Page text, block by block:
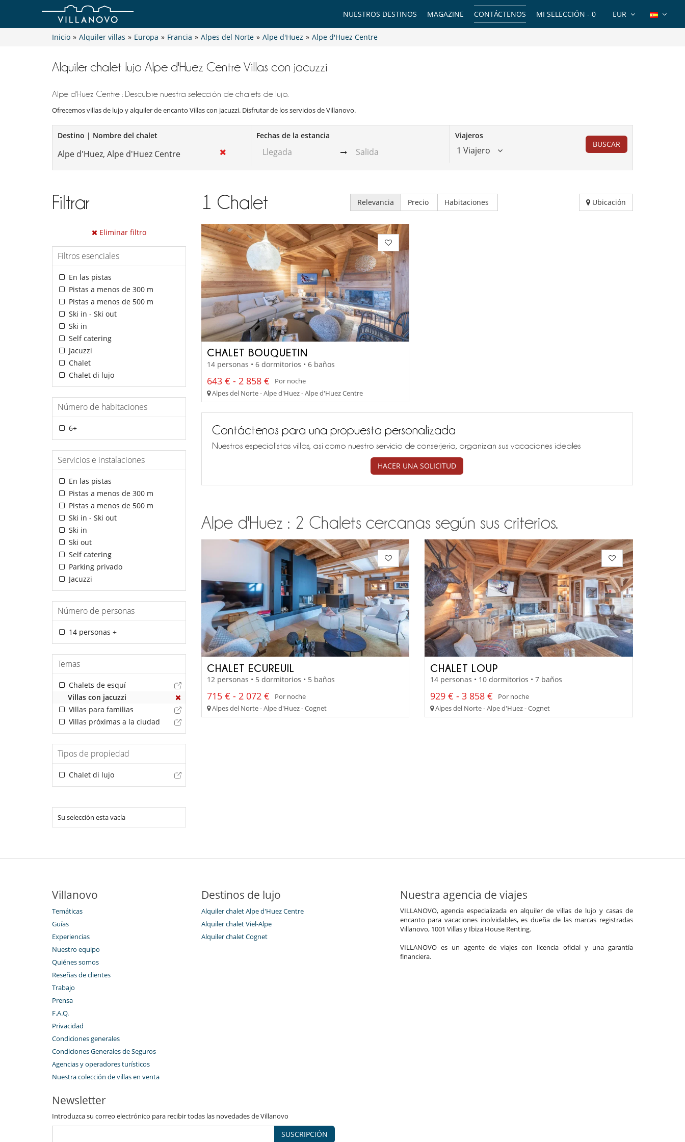
EUR
MI SELECCIÓN - 0
CONTÁCTENOS
MAGAZINE
NUESTROS DESTINOS
Inicio » Alquiler villas » Europa » Francia » Alpes del Norte » Alpe d'Huez » Alpe d'Huez Centre
Alquiler chalet lujo Alpe d'Huez Centre Villas con jacuzzi
Alpe d'Huez Centre : Descubre nuestra selección de chalets de lujo.
Ofrecemos villas de lujo y alquiler de encanto Villas con jacuzzi. Disfrutar de los servicios de Villanovo.
Destino | Nombre del chalet Fechas de la estancia Viajeros
1 Viajero
BUSCAR
Filtrar
Eliminar filtro
Filtros esenciales
En las pistas
Pistas a menos de 300 m
Pistas a menos de 500 m
Ski in - Ski out
Ski in
Self catering
Jacuzzi
Chalet
Chalet di lujo
Número de habitaciones
6+
Servicios e instalaciones
En las pistas
Pistas a menos de 300 m
Pistas a menos de 500 m
Ski in - Ski out
Ski in
Ski out
Self catering
Parking privado
Jacuzzi
Número de personas
14 personas +
Temas
Chalets de esquí
Villas con jacuzzi
Villas para familias
Villas próximas a la ciudad
Tipos de propiedad
Chalet di lujo
Su selección esta vacía
1 Chalet Relevancia Precio Habitaciones Ubicación
CHALET BOUQUETIN
14 personas • 6 dormitorios • 6 baños
643 € - 2 858 €
Por noche
Alpes del Norte - Alpe d'Huez - Alpe d'Huez Centre
Contáctenos para una propuesta personalizada
Nuestros especialistas villas, así como nuestro servicio de conserjería, organizan sus vacaciones ideales
HACER UNA SOLICITUD
Alpe d'Huez : 2 Chalets cercanas según sus criterios.
CHALET ECUREUIL
12 personas • 5 dormitorios • 5 baños
715 € - 2 072 €
Por noche
Alpes del Norte - Alpe d'Huez - Cognet
CHALET LOUP
14 personas • 10 dormitorios • 7 baños
929 € - 3 858 €
Por noche
Alpes del Norte - Alpe d'Huez - Cognet
Villanovo
Temáticas
Guías
Experiencias
Nuestro equipo
Quiénes somos
Reseñas de clientes
Trabajo
Prensa
F.A.Q.
Privacidad
Condiciones generales
Condiciones Generales de Seguros
Agencias y operadores turísticos
Nuestra colección de villas en venta
Destinos de lujo
Alquiler chalet Alpe d'Huez Centre
Alquiler chalet Viel-Alpe
Alquiler chalet Cognet
Nuestra agencia de viajes
VILLANOVO, agencia especializada en alquiler de villas de lujo y casas de
encanto para vacaciones inolvidables, es dueña de las marcas registradas
Villanovo, 1001 Villas y Ibiza House Renting.
VILLANOVO es un agente de viajes con licencia oficial y una garantía
financiera.
Newsletter
Introduzca su correo electrónico para recibir todas las novedades de Villanovo
SUSCRIPCIÓN